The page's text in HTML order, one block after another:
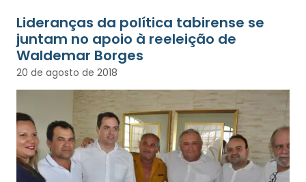
Lideranças da política tabirense se
juntam no apoio à reeleição de
Waldemar Borges
20 de agosto de 2018